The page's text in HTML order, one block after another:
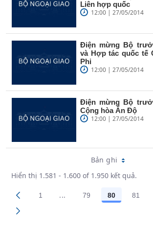
Liên hợp quốc
12:00 | 27/05/2014
Điện mừng Bộ
và Hợp tác quốc tế
Phi
12:00 | 27/05/2014
Điện mừng Bộ
Cộng hòa Ấn Độ
12:00 | 27/05/2014
Bản ghi
Hiển thị 1.581 - 1.600 of 1.950 kết quả.
Các trang trên cổng
1 ...Trang trung gian Use TAB
Các trang trên cổng
79 Các trang
80 Các
81